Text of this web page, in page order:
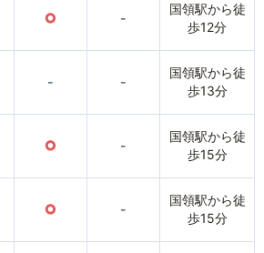
○ -
国領駅から徒
歩12分
- -
国領駅から徒
歩13分
○ -
国領駅から徒
歩15分
○ -
国領駅から徒
歩15分